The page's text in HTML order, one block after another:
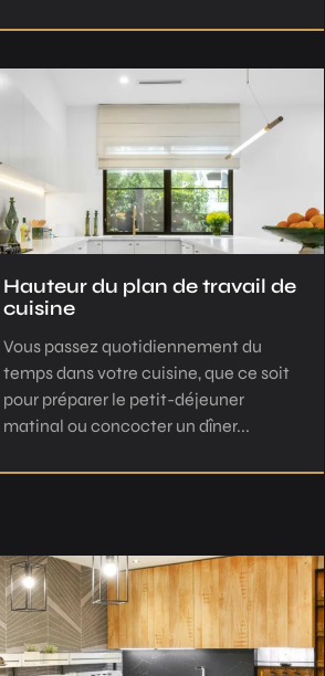
Hauteur du plan de travail de
cuisine
Vous passez quotidiennement du
temps dans votre cuisine, que ce soit
pour préparer le petit-déjeuner
matinal ou concocter un dîner...